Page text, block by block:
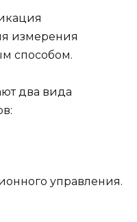
измерения
способом.
два вида
управления.